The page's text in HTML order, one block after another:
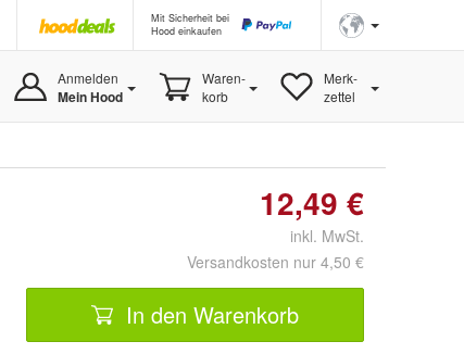
Mit Sicherheit bei
Hood einkaufen
Anmelden
Mein Hood
Waren-
korb
Merk-
zettel
12,49 €
inkl. MwSt.
Versandkosten nur 4,50 €
In den Warenkorb